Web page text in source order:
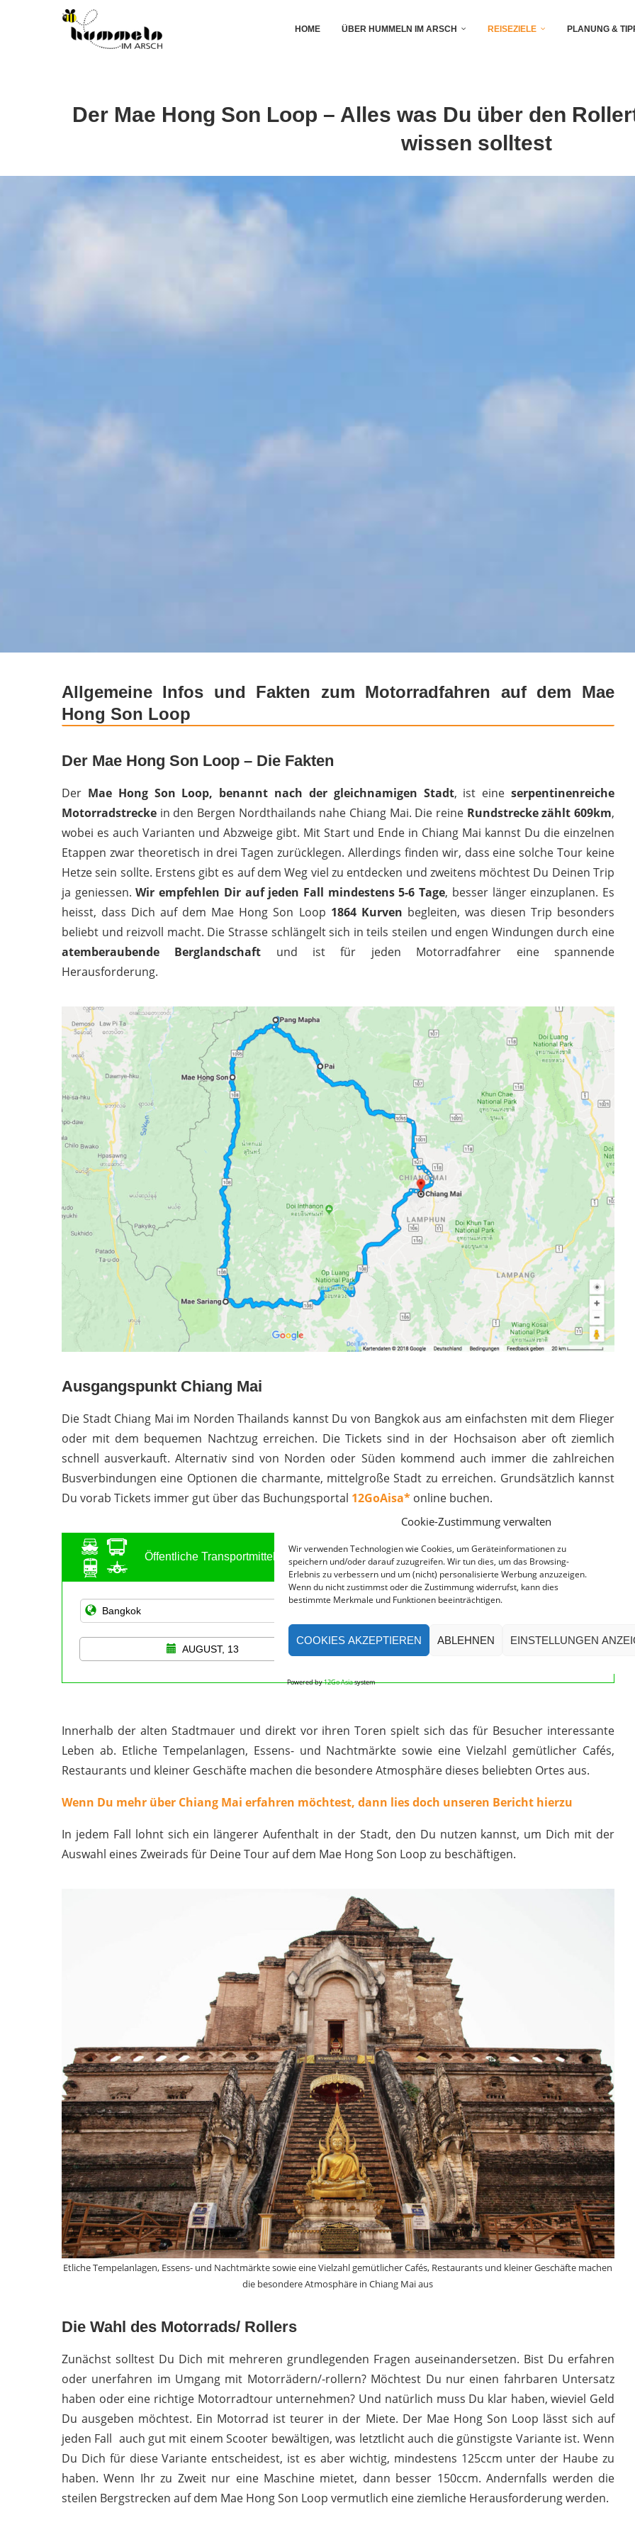
Cookie-Zustimmung verwalten
Wir verwenden Technologien wie Cookies, um Geräteinformationen zu
speichern und/oder darauf zuzugreifen. Wir tun dies, um das Browsing-
Erlebnis zu verbessern und um (nicht) personalisierte Werbung anzuzeigen.
Wenn du nicht zustimmst oder die Zustimmung widerrufst, kann dies
bestimmte Merkmale und Funktionen beeinträchtigen.
COOKIES AKZEPTIEREN ABLEHNEN EINSTELLUNGEN
HOME ÜBER HUMMELN IM ARSCH REISEZIELE PLANUNG &
Der Mae Hong Son Loop – Alles was Du über den
wissen solltest
Allgemeine Infos und Fakten zum Motorradfahren auf dem Mae
Hong Son Loop
Der Mae Hong Son Loop – Die Fakten
Der Mae Hong Son Loop, benannt nach der gleichnamigen Stadt, ist eine serpentinenreiche
Motorradstrecke in den Bergen Nordthailands nahe Chiang Mai. Die reine Rundstrecke zählt 609km,
wobei es auch Varianten und Abzweige gibt. Mit Start und Ende in Chiang Mai kannst Du die einzelnen
Etappen zwar theoretisch in drei Tagen zurücklegen. Allerdings finden wir, dass eine solche Tour keine
Hetze sein sollte. Erstens gibt es auf dem Weg viel zu entdecken und zweitens möchtest Du Deinen Trip
ja geniessen.Wir empfehlen Dir auf jeden Fall mindestens 5-6 Tage, besser länger einzuplanen. Es
heisst, dass Dich auf dem Mae Hong Son Loop 1864 Kurven begleiten, was diesen Trip besonders
beliebt und reizvoll macht. Die Strasse schlängelt sich in teils steilen und engen Windungen durch eine
atemberaubende Berglandschaft und ist für jeden Motorradfahrer eine spannende
Herausforderung.
Ausgangspunkt Chiang Mai
Die Stadt Chiang Mai im Norden Thailands kannst Du von Bangkok aus am einfachsten mit dem Flieger
oder mit dem bequemen Nachtzug erreichen. Die Tickets sind in der Hochsaison aber oft ziemlich
schnell ausverkauft. Alternativ sind von Norden oder Süden kommend auch immer die zahlreichen
Busverbindungen eine Optionen die charmante, mittelgroße Stadt zu erreichen. Grundsätzlich kannst
Du vorab Tickets immer gut über das Buchungsportal 12GoAisa* online buchen.
Öffentliche Transportmittel in Asien
AUGUST, 13
Powered by12Go Asiasystem
Innerhalb der alten Stadtmauer und direkt vor ihren Toren spielt sich das für Besucher interessante
Leben ab. Etliche Tempelanlagen, Essens- und Nachtmärkte sowie eine Vielzahl gemütlicher Cafés,
Restaurants und kleiner Geschäfte machen die besondere Atmosphäre dieses beliebten Ortes aus.
Wenn Du mehr über Chiang Mai erfahren möchtest, dann lies doch unseren Bericht hierzu
In jedem Fall lohnt sich ein längerer Aufenthalt in der Stadt, den Du nutzen kannst, um Dich mit der
Auswahl eines Zweirads für Deine Tour auf dem Mae Hong Son Loop zu beschäftigen.
Etliche Tempelanlagen, Essens- und Nachtmärkte sowie eine Vielzahl gemütlicher Cafés, Restaurants und kleiner Geschäfte machen
die besondere Atmosphäre in Chiang Mai aus
Die Wahl des Motorrads/ Rollers
Zunächst solltest Du Dich mit mehreren grundlegenden Fragen auseinandersetzen. Bist Du erfahren
oder unerfahren im Umgang mit Motorrädern/-rollern? Möchtest Du nur einen fahrbaren Untersatz
haben oder eine richtige Motorradtour unternehmen? Und natürlich muss Du klar haben, wieviel Geld
Du ausgeben möchtest. Ein Motorrad ist teurer in der Miete. Der Mae Hong Son Loop lässt sich auf
jeden Fall auch gut mit einem Scooter bewältigen, was letztlicht auch die günstigste Variante ist. Wenn
Du Dich für diese Variante entscheidest, ist es aber wichtig, mindestens 125ccm unter der Haube zu
haben. Wenn Ihr zu Zweit nur eine Maschine mietet, dann besser 150ccm. Andernfalls werden die
steilen Bergstrecken auf dem Mae Hong Son Loop vermutlich eine ziemliche Herausforderung werden.